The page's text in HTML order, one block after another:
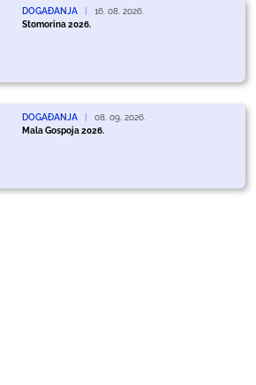
DOGAĐANJA |
16. 08. 2026.
Stomorina 2026.
DOGAĐANJA |
08. 09. 2026.
Mala Gospoja 2026.